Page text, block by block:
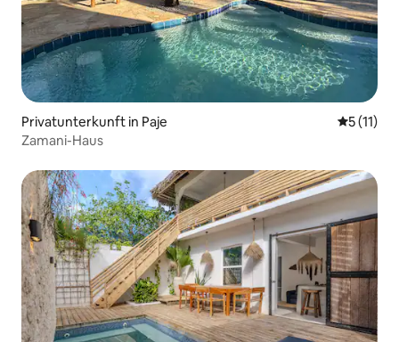
Privatunterkunft in Paje
5 (11)
Zamani-Haus